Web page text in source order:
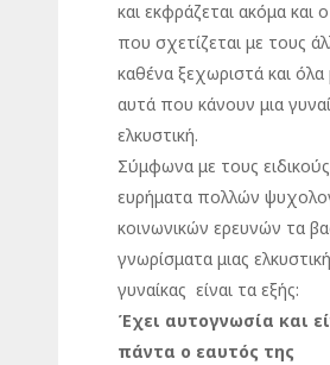
και εκφράζεται ακόμα και
που σχετίζεται με τους
καθένα ξεχωριστά και όλα
αυτά που κάνουν μια
ελκυστική.
Σύμφωνα με τους
ευρήματα πολλών
κοινωνικών ερευνών τα
γνωρίσματα μιας
γυναίκας είναι τα εξής:
Έχει αυτογνωσία και
πάντα ο εαυτός της